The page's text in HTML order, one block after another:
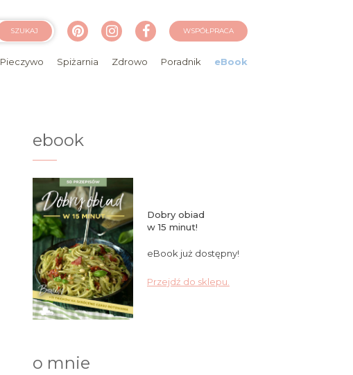
SZUKAJ WSPÓŁPRACA
Pieczywo Spiżarnia Zdrowo Poradnik eBook
ebook
Dobry obiad
w 15 minut!
eBook już dostępny!
Przejdź do sklepu.
o mnie